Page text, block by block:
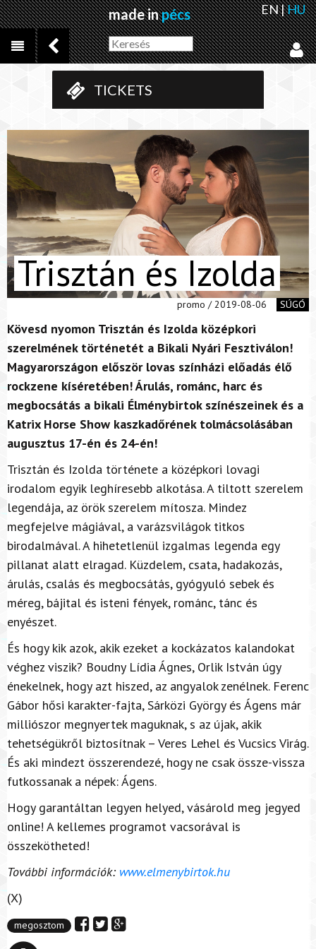
made inpécs EN|HU
TICKETS
Trisztán és Izolda
promo / 2019-08-06 SÚGÓ
Kövesd nyomon Trisztán és Izolda középkori
szerelmének történetét a Bikali Nyári Fesztiválon!
Magyarországon először lovas színházi előadás élő
rockzene kíséretében! Árulás, románc, harc és
megbocsátás a bikali Élménybirtok színészeinek és a
Katrix Horse Show kaszkadőrének tolmácsolásában
augusztus 17-én és 24-én!
Trisztán és Izolda története a középkori lovagi
irodalom egyik leghíresebb alkotása. A tiltott szerelem
legendája, az örök szerelem mítosza. Mindez
megfejelve mágiával, a varázsvilágok titkos
birodalmával. A hihetetlenül izgalmas legenda egy
pillanat alatt elragad. Küzdelem, csata, hadakozás,
árulás, csalás és megbocsátás, gyógyuló sebek és
méreg, bájital és isteni fények, románc, tánc és
enyészet.
És hogy kik azok, akik ezeket a kockázatos kalandokat
véghez viszik? Boudny Lídia Ágnes, Orlik István úgy
énekelnek, hogy azt hiszed, az angyalok zenélnek. Ferenc
Gábor hősi karakter-fajta, Sárközi György és Ágens már
milliószor megnyertek maguknak, s az újak, akik
tehetségükről biztosítnak – Veres Lehel és Vucsics Virág.
És aki mindezt összerendezé, hogy ne csak össze-vissza
futkossanak a népek: Ágens.
Hogy garantáltan legyen helyed, vásárold meg jegyed
online! A kellemes programot vacsorával is
összekötheted!
További információk: www.elmenybirtok.hu
(X)
megosztom